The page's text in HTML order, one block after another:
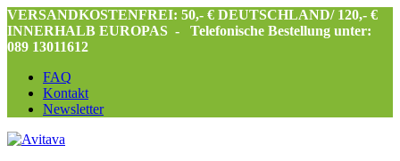
VERSANDKOSTENFREI: 50,- € DEUTSCHLAND/ 120,- €
INNERHALB EUROPAS -
Telefonische Bestellung unter:
089 13011612
FAQ
Kontakt
Newsletter